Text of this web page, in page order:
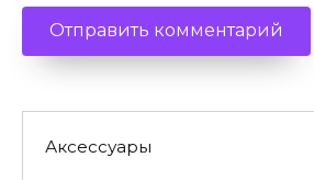
Аксессуары